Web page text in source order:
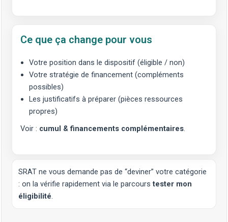
Ce que ça change pour vous
Votre position dans le dispositif (éligible / non)
Votre stratégie de financement (compléments
possibles)
Les justificatifs à préparer (pièces ressources
propres)
Voir : cumul & financements complémentaires.
SRAT ne vous demande pas de “deviner” votre catégorie
: on la vérifie rapidement via le parcourstester mon
éligibilité.